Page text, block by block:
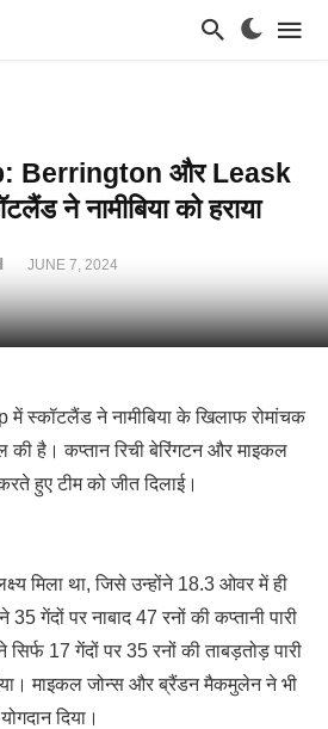
Berrington और Leask
ने नामीबिया को हराया
JUNE 7, 2024
में स्कॉटलैंड ने नामीबिया के खिलाफ रोमांचक
की है। कप्तान रिची बेरिंगटन और माइकल
हुए टीम को जीत दिलाई।
मिला था, जिसे उन्होंने 18.3 ओवर में ही
गेंदों पर नाबाद 47 रनों की कप्तानी पारी
17 गेंदों पर 35 रनों की ताबड़तोड़ पारी
माइकल जोन्स और ब्रैंडन मैकमुलेन ने भी
दिया।